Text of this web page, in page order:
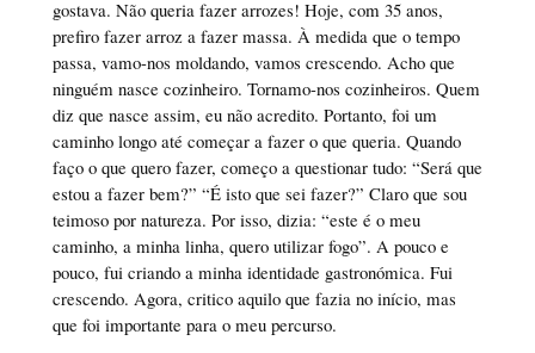
gostava. Não queria fazer arrozes! Hoje, com 35 anos,
prefiro fazer arroz a fazer massa. À medida que o tempo
passa, vamo-nos moldando, vamos crescendo. Acho que
ninguém nasce cozinheiro. Tornamo-nos cozinheiros. Quem
diz que nasce assim, eu não acredito. Portanto, foi um
caminho longo até começar a fazer o que queria. Quando
faço o que quero fazer, começo a questionar tudo: “Será que
estou a fazer bem?” “É isto que sei fazer?” Claro que sou
teimoso por natureza. Por isso, dizia: “este é o meu
caminho, a minha linha, quero utilizar fogo”. A pouco e
pouco, fui criando a minha identidade gastronómica. Fui
crescendo. Agora, critico aquilo que fazia no início, mas
que foi importante para o meu percurso.